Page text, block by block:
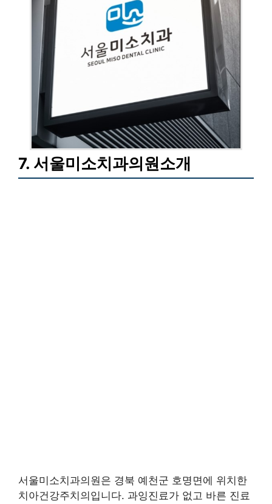
7. 서울미소치과의원소개
서울미소치과의원은 경북 예천군 호명면에 위치한
치아건강주치의입니다. 과잉진료가 없고 바른 진료